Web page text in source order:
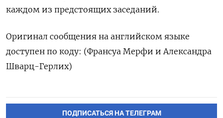
каждом из предстоящих заседаний.
Оригинал сообщения на английском языке
доступен по коду: (Франсуа Мерфи и Александра
Шварц-Герлих)
ПОДПИСАТЬСЯ НА ТЕЛЕГРАМ